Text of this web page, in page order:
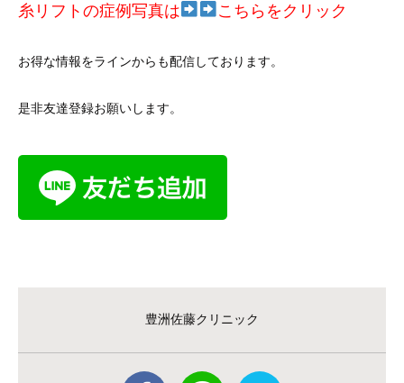
糸リフトの症例写真は こちらをクリック
お得な情報をラインからも配信しております。
是非友達登録お願いします。
豊洲佐藤クリニック